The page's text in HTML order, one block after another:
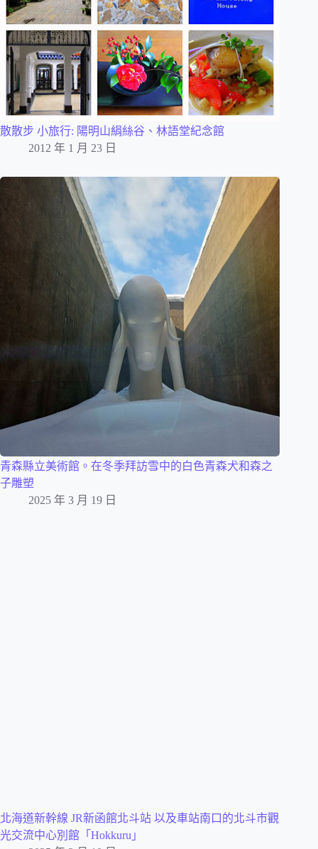
散散步 小旅行: 陽明山絹絲谷、林語堂紀念館
2012 年 1 月 23 日
青森縣立美術館。在冬季拜訪雪中的白色青森犬和森之
子雕塑
2025 年 3 月 19 日
北海道新幹線 JR新函館北斗站 以及車站南口的北斗市觀
光交流中心別館「Hokkuru」